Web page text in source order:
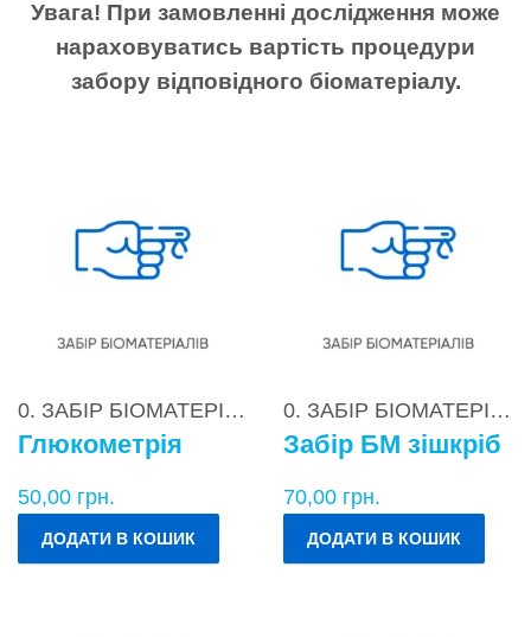
Увага! При замовленні дослідження може
нараховуватись вартість процедури
забору відповідного біоматеріалу.
0. ЗАБІР БІОМАТЕРІАЛІВ
Глюкометрія
50,00 грн.
ДОДАТИ В КОШИК
0. ЗАБІР БІОМАТЕРІАЛІВ
Забір БМ зішкріб
70,00 грн.
ДОДАТИ В КОШИК